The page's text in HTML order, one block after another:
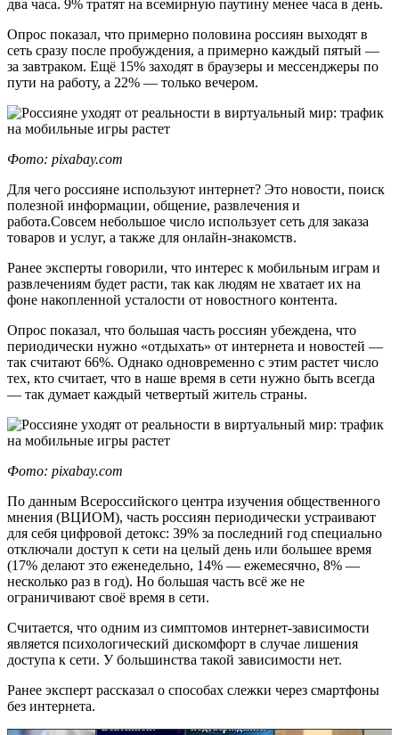
два часа. 9% тратят на всемирную паутину менее часа в день.
Опрос показал, что примерно половина россиян выходят в
сеть сразу после пробуждения, а примерно каждый пятый —
за завтраком. Ещё 15% заходят в браузеры и мессенджеры по
пути на работу, а 22% — только вечером.
Фото: pixabay.com
Для чего россияне используют интернет? Это новости, поиск
полезной информации, общение, развлечения и
работа.Совсем небольшое число использует сеть для заказа
товаров и услуг, а также для онлайн-знакомств.
Ранее эксперты говорили, что интерес к мобильным играм и
развлечениям будет расти, так как людям не хватает их на
фоне накопленной усталости от новостного контента.
Опрос показал, что большая часть россиян убеждена, что
периодически нужно «отдыхать» от интернета и новостей —
так считают 66%. Однако одновременно с этим растет число
тех, кто считает, что в наше время в сети нужно быть всегда
— так думает каждый четвертый житель страны.
Фото: pixabay.com
По данным Всероссийского центра изучения общественного
мнения (ВЦИОМ), часть россиян периодически устраивают
для себя цифровой детокс: 39% за последний год специально
отключали доступ к сети на целый день или большее время
(17% делают это еженедельно, 14% — ежемесячно, 8% —
несколько раз в год). Но большая часть всё же не
ограничивают своё время в сети.
Считается, что одним из симптомов интернет-зависимости
является психологический дискомфорт в случае лишения
доступа к сети. У большинства такой зависимости нет.
Ранее эксперт рассказал о способах слежки через смартфоны
без интернета.
Вселенной:
Пугающая
подтверждение: